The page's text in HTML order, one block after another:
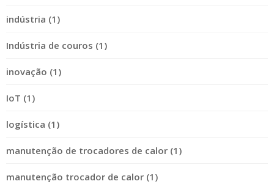
indústria (1)
Indústria de couros (1)
inovação (1)
IoT (1)
logística (1)
manutenção de trocadores de calor (1)
manutenção trocador de calor (1)